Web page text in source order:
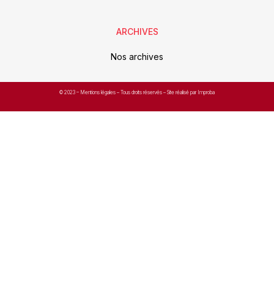
ARCHIVES
Nos archives
© 2023 – Mentions légales – Tous droits réservés – Site réalisé par Improba